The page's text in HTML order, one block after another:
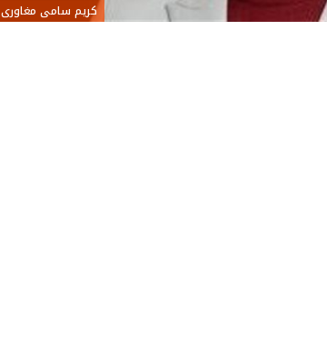
كريم سامى مغاورى